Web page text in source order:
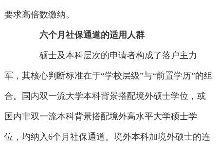
要求高倍数缴纳。
六个月社保通道的适用人群
硕士及本科层次的申请者构成了落户主力
军，其核心判断标准在于“学校层级”与“前置学历”的组
合。国内双一流大学本科背景搭配境外硕士学位，或
国内非双一流本科背景搭配境外高水平大学硕士学
位，均纳入6个月社保通道。境外本科加境外硕士的连